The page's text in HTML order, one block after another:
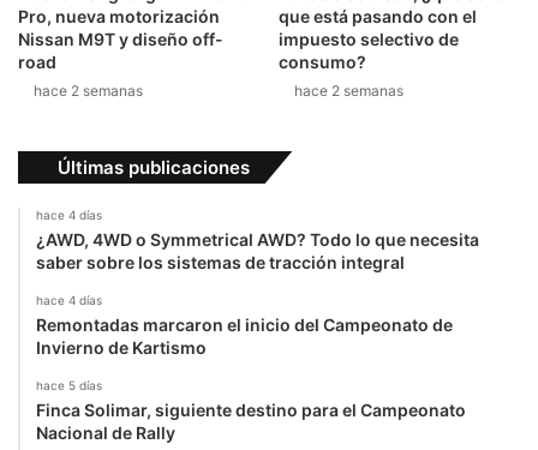
Pro, nueva motorización
Nissan M9T y diseño off-
road
hace 2 semanas
que está pasando con el
impuesto selectivo de
consumo?
hace 2 semanas
Últimas publicaciones
hace 4 días
¿AWD, 4WD o Symmetrical AWD? Todo lo que necesita
saber sobre los sistemas de tracción integral
hace 4 días
Remontadas marcaron el inicio del Campeonato de
Invierno de Kartismo
hace 5 días
Finca Solimar, siguiente destino para el Campeonato
Nacional de Rally